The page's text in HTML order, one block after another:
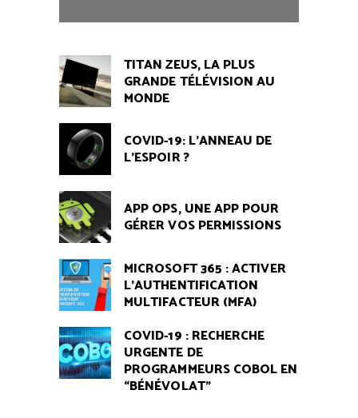
TITAN ZEUS, LA PLUS
GRANDE TÉLÉVISION AU
MONDE
COVID-19: L’ANNEAU DE
L’ESPOIR ?
APP OPS, UNE APP POUR
GÉRER VOS PERMISSIONS
MICROSOFT 365 : ACTIVER
L’AUTHENTIFICATION
MULTIFACTEUR (MFA)
COVID-19 : RECHERCHE
URGENTE DE
PROGRAMMEURS COBOL EN
“BÉNÉVOLAT”